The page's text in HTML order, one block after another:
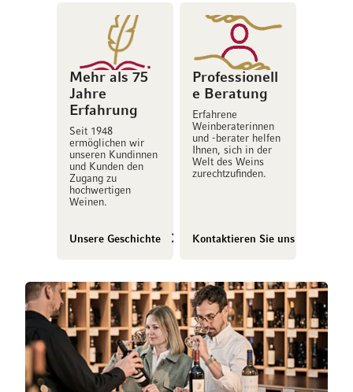
Mehr als 75
Jahre
Erfahrung
Seit 1948
ermöglichen wir
unseren Kundinnen
und Kunden den
Zugang zu
hochwertigen
Weinen.
Unsere Geschichte
Professionell
e Beratung
Erfahrene
Weinberaterinnen
und -berater helfen
Ihnen, sich in der
Welt des Weins
zurechtzufinden.
Kontaktieren Sie uns